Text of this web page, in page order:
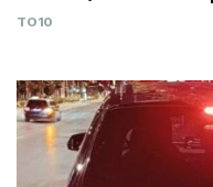
TO10